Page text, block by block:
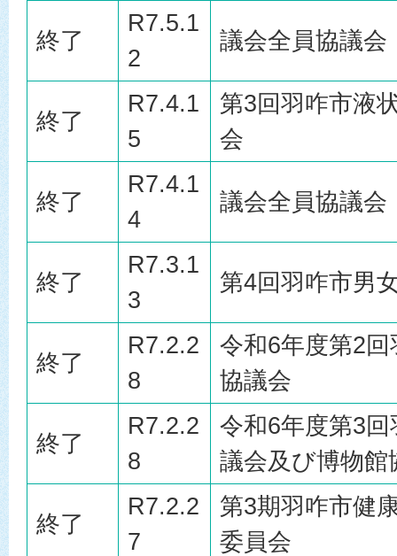
終了
R7.5.1
2
議会全員協議会
終了
R7.4.1
5
第3回羽咋市液
会
終了
R7.4.1
4
議会全員協議会
終了
R7.3.1
3
第4回羽咋市男
終了
R7.2.2
8
令和6年度第2
協議会
終了
R7.2.2
8
令和6年度第3
議会及び博物館
終了
R7.2.2
7
第3期羽咋市健
委員会